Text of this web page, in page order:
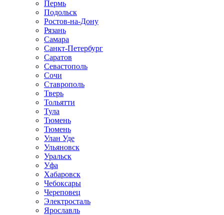
Пермь
Подольск
Ростов-на-Дону
Рязань
Самара
Санкт-Петербург
Саратов
Севастополь
Сочи
Ставрополь
Тверь
Тольятти
Тула
Тюмень
Тюмень
Улан Уде
Ульяновск
Уральск
Уфа
Хабаровск
Чебоксары
Череповец
Электросталь
Ярославль